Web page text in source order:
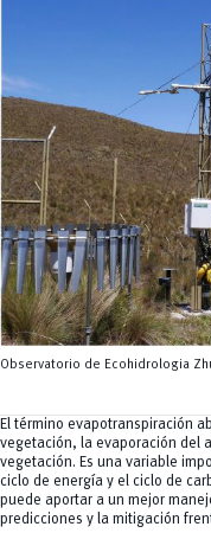
Observatorio de Ecohidrologia
El término evapotranspiración
vegetación, la evaporación del
vegetación. Es una variable
ciclo de energía y el ciclo de
puede aportar a un mejor
predicciones y la mitigación